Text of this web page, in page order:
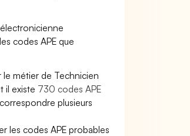
codes APE que
métier de Technicien
il existe 730 codes APE
plusieurs
les codes APE probables